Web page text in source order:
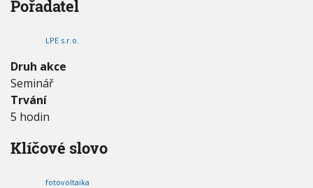
V
T
2
0
2
3
-
e
z
Pořadatel
LPE s.r.o.
Druh akce
Seminář
Trvání
5 hodin
Klíčové slovo
fotovoltaika